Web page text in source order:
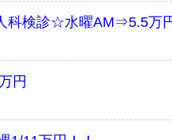
科検診☆水曜AM⇒5.5
円